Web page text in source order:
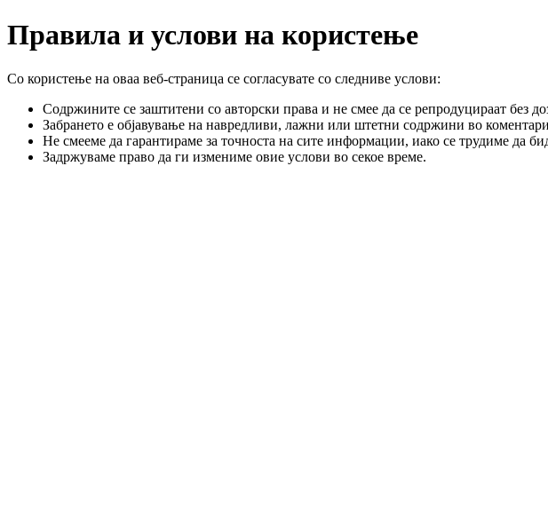
Правила и услови на користење
Со користење на оваа веб-страница се согласувате со следниве услови:
Содржините се заштитени со авторски права и не смее да се репродуцираат без
Забрането е објавување на навредливи, лажни или штетни содржини во
Не смееме да гарантираме за точноста на сите информации, иако се трудиме да
Задржуваме право да ги измениме овие услови во секое време.